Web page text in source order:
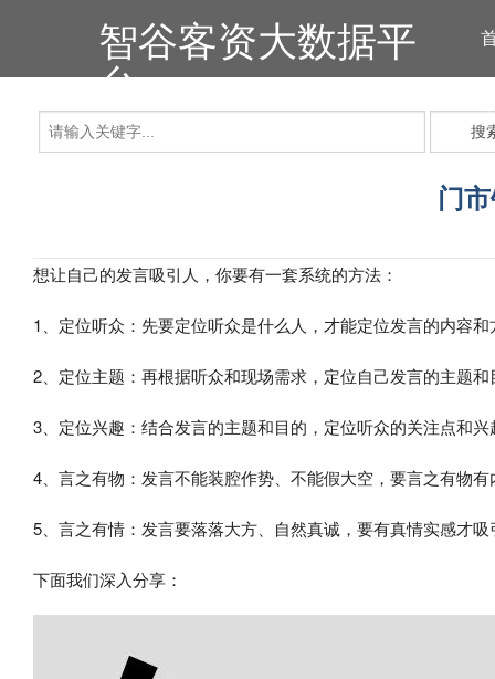
智谷客资大数据平
台
搜
门
想让自己的发言吸引人，你要有一套系统的方法：
1、定位听众：先要定位听众是什么人，才能定位发言的内容和
2、定位主题：再根据听众和现场需求，定位自己发言的主题和
3、定位兴趣：结合发言的主题和目的，定位听众的关注点和兴
4、言之有物：发言不能装腔作势、不能假大空，要言之有物有
5、言之有情：发言要落落大方、自然真诚，要有真情实感才吸
下面我们深入分享：